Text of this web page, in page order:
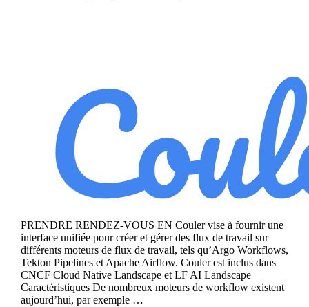
PRENDRE RENDEZ-VOUS EN Couler vise à fournir une
interface unifiée pour créer et gérer des flux de travail sur
différents moteurs de flux de travail, tels qu’Argo Workflows,
Tekton Pipelines et Apache Airflow. Couler est inclus dans
CNCF Cloud Native Landscape et LF AI Landscape
Caractéristiques De nombreux moteurs de workflow existent
aujourd’hui, par exemple …